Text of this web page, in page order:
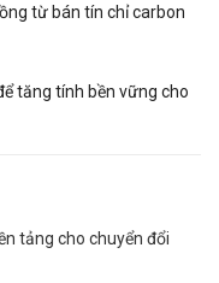
từ bán tín chỉ carbon
tăng tính bền vững cho
tảng cho chuyển đổi